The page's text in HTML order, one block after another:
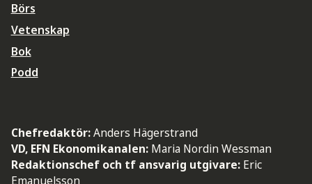
Börs
Vetenskap
Bok
Podd
Chefredaktör:Anders Hägerstrand
VD, EFN Ekonomikanalen: Maria Nordin Wessman
Redaktionschef och tf ansvarig utgivare: Eric
Emanuelsson